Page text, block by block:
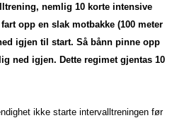
nemlig 10 korte intensive
opp en slak motbakke (100 meter
igjen til start. Så bånn pinne opp
ned igjen. Dette regimet gjentas 10
ikke starte intervalltreningen før